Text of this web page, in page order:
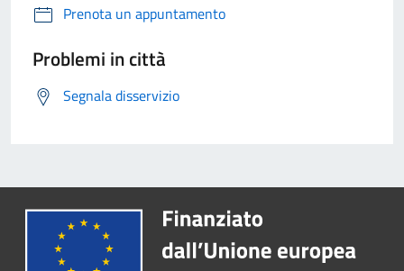
Prenota un appuntamento
Problemi in città
Segnala disservizio